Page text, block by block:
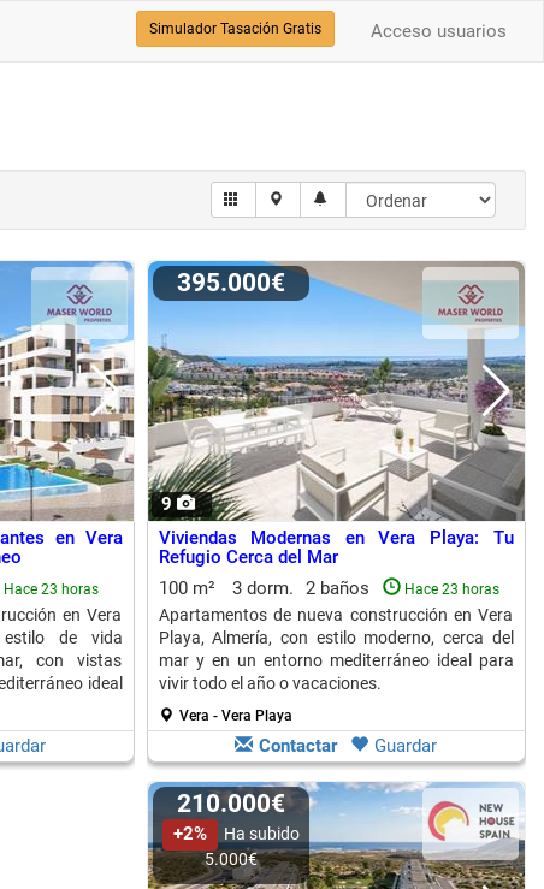
Acceso usuarios
Simulador Tasación Gratis
en Vera
Hace 23 horas
en Vera
estilo de vida
con vistas
ideal
9
395.000€
Viviendas Modernas en Vera Playa: Tu
Refugio Cerca del Mar
100 m²
3 dorm. 2 baños Hace 23 horas
Apartamentos de nueva construcción en Vera
Playa, Almería, con estilo moderno, cerca del
mar y en un entorno mediterráneo ideal para
vivir todo el año o vacaciones.
Vera - Vera Playa
Contactar Guardar
210.000€
+2%
Ha subido
5.000€